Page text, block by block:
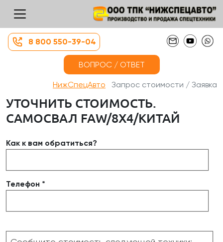
8 800 550-39-04
ВОПРОС / ОТВЕТ
НижСпецАвто Запрос стоимости / Заявка
УТОЧНИТЬ СТОИМОСТЬ.
САМОСВАЛ FAW/8Х4/КИТАЙ
Как к вам обратиться?
Телефон *